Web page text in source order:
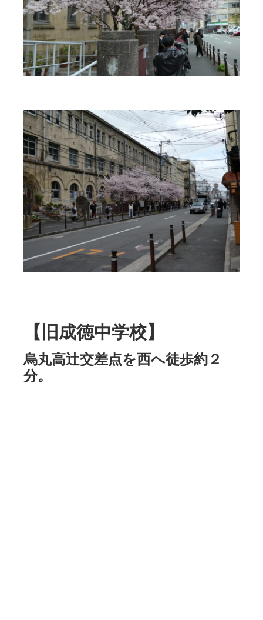
【旧成徳中学校】
烏丸高辻交差点を西へ徒歩約２
分。